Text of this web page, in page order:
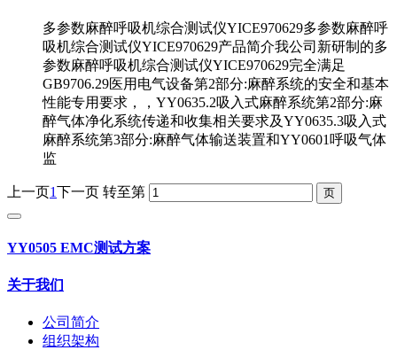
多参数麻醉呼吸机综合测试仪YICE970629多参数麻醉呼
吸机综合测试仪YICE970629产品简介我公司新研制的多
参数麻醉呼吸机综合测试仪YICE970629完全满足
GB9706.29医用电气设备第2部分:麻醉系统的安全和基本
性能专用要求，，YY0635.2吸入式麻醉系统第2部分:麻
醉气体净化系统传递和收集相关要求及YY0635.3吸入式
麻醉系统第3部分:麻醉气体输送装置和YY0601呼吸气体
监
上一页1下一页 转至第
YY0505 EMC测试方案
关于我们
公司简介
组织架构